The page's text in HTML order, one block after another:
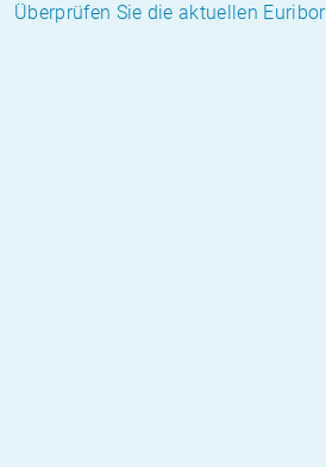
Überprüfen Sie die aktuellen